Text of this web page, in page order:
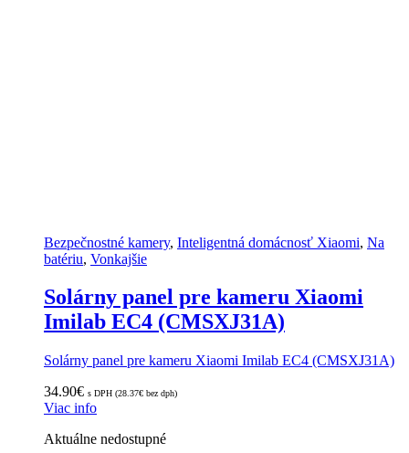
Bezpečnostné kamery, Inteligentná domácnosť Xiaomi, Na
batériu, Vonkajšie
Solárny panel pre kameru Xiaomi
Imilab EC4 (CMSXJ31A)
Solárny panel pre kameru Xiaomi Imilab EC4 (CMSXJ31A)
34.90€ s DPH (28.37€ bez dph)
Viac info
Aktuálne nedostupné